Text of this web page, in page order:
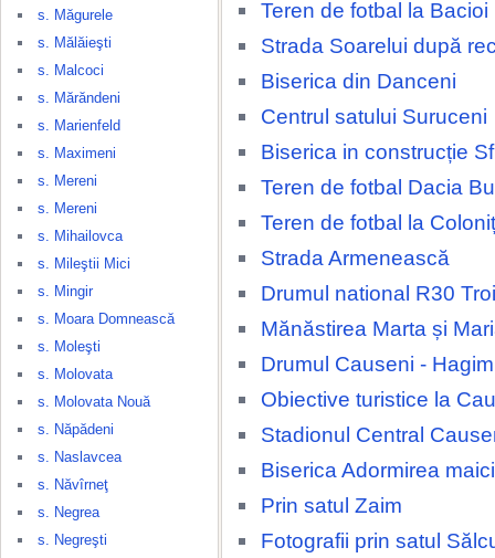
s. Măgurele
s. Mălăieşti
s. Malcoci
s. Mărăndeni
s. Marienfeld
s. Maximeni
s. Mereni
s. Mereni
s. Mihailovca
s. Mileştii Mici
s. Mingir
s. Moara Domnească
s. Moleşti
s. Molovata
s. Molovata Nouă
s. Năpădeni
s. Naslavcea
s. Năvîrneţ
s. Negrea
s. Negreşti
Teren de fotbal la Bacioi
Strada Soarelui după
Biserica din Danceni
Centrul satului Suruceni
Biserica in construcție
Teren de fotbal Dacia
Teren de fotbal la
Strada Armenească
Drumul national R30
Mănăstirea Marta și
Drumul Causeni -
Obiective turistice la
Stadionul Central
Biserica Adormirea
Prin satul Zaim
Fotografii prin satul